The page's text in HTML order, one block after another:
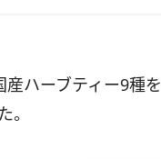
ハーブティー9種
。